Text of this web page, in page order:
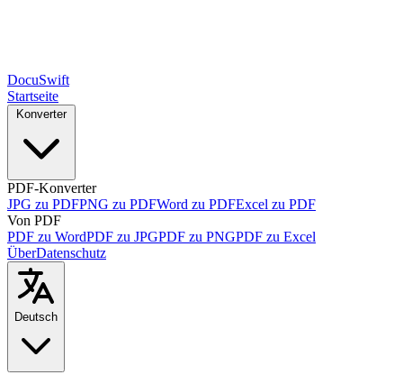
DocuSwift
Startseite
Konverter
PDF-Konverter
JPG zu PDFPNG zu PDFWord zu PDFExcel zu PDF
Von PDF
PDF zu WordPDF zu JPGPDF zu PNGPDF zu Excel
ÜberDatenschutz
Deutsch